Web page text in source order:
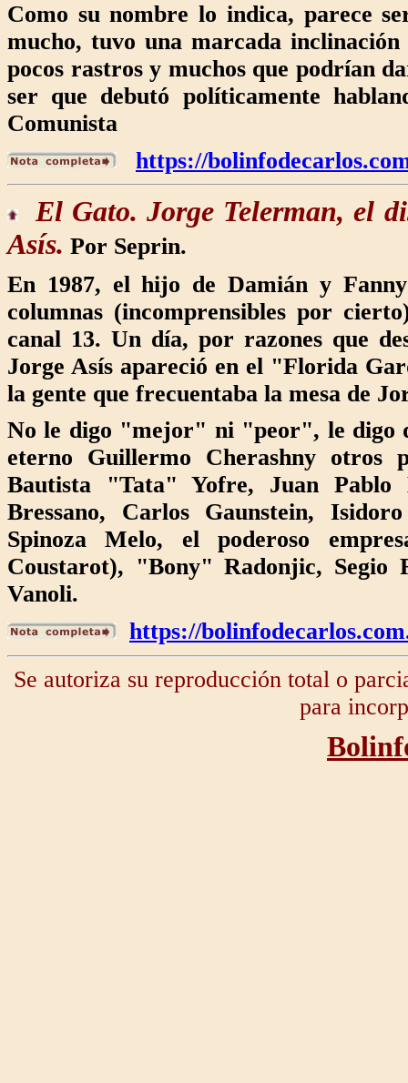
Como su nombre lo indica, parece
mucho, tuvo una marcada
pocos rastros y muchos que podrían
ser que debutó políticamente
Comunista
https://
El Gato. Jorge Telerman, el
Asís. Por Seprin.
En 1987, el hijo de Damián y
columnas (incomprensibles por
canal 13. Un día, por razones que
Jorge Asís apareció en el "Florida
la gente que frecuentaba la mesa de
No le digo "mejor" ni "peor", le digo
eterno Guillermo Cherashny otros
Bautista "Tata" Yofre, Juan Pablo
Bressano, Carlos Gaunstein,
Spinoza Melo, el poderoso
Coustarot), "Bony" Radonjic, Segio
Vanoli.
https://
Se autoriza su reproducción total o
para